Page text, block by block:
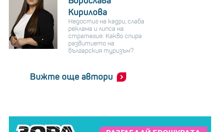
Кирилова
Недостиг на кадри, слаба
реклама и липса на
стратегия: Какво спира
развитието на
българския туризъм?
Вижте още автори